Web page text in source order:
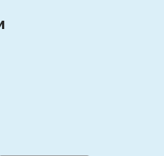
через Messenger
хотя Он полон